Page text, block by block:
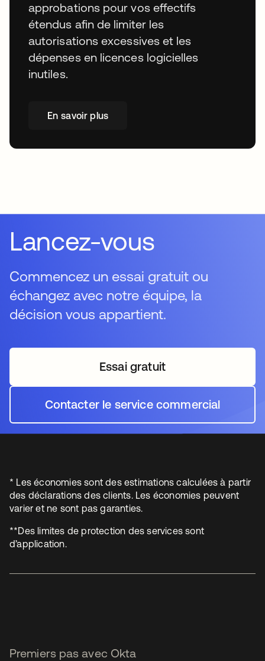
approbations pour vos effectifs
étendus afin de limiter les
autorisations excessives et les
dépenses en licences logicielles
inutiles.
En savoir plus
Lancez-vous
Commencez un essai gratuit ou
échangez avec notre équipe, la
décision vous appartient.
Essai gratuits’ouvre dans un nouvel
Contacter le service commercial
s’ouvre dans un nouvel
* Les économies sont des estimations calculées à partir
des déclarations des clients. Les économies peuvent
varier et ne sont pas garanties.
**Des limites de protection des services sont
d’application.
Premiers pas avec Okta